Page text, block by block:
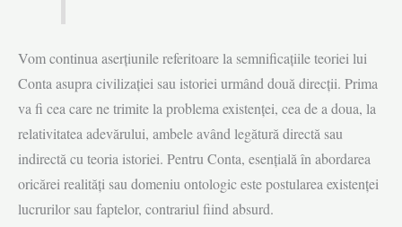
Vom continua aserţiunile referitoare la semnificaţiile teoriei lui
Conta asupra civilizaţiei sau istoriei urmând două direcţii. Prima
va fi cea care ne trimite la problema existenţei, cea de a doua, la
relativitatea adevărului, ambele având legătură directă sau
indirectă cu teoria istoriei. Pentru Conta, esenţială în abordarea
oricărei realităţi sau domeniu ontologic este postularea existenţei
lucrurilor sau faptelor, contrariul fiind absurd.